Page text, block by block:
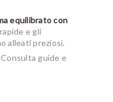
equilibrato con
e gli
alleati preziosi.
guide e